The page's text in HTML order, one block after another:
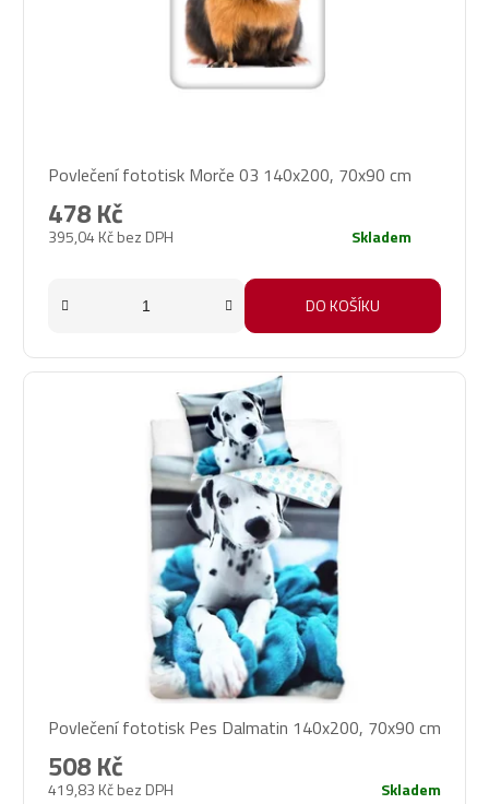
hodnocení
produktu
je
Povlečení fototisk Morče 03 140x200, 70x90 cm
395,04 Kč bez DPH
478 Kč
Skladem
DO KOŠÍKU
Povlečení fototisk Pes Dalmatin 140x200, 70x90 cm
419,83 Kč bez DPH
508 Kč
Skladem